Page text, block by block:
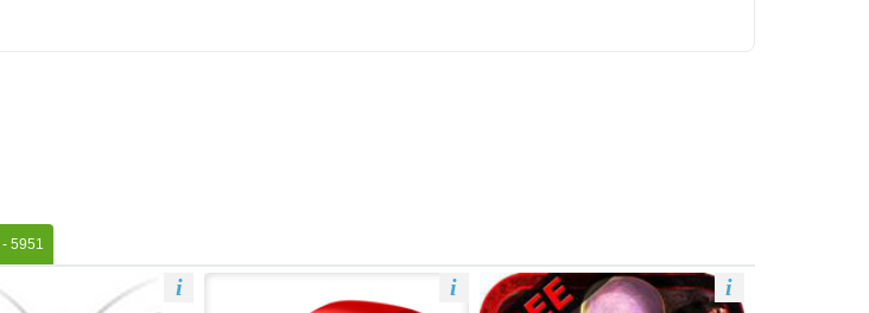
- 5951
i i i